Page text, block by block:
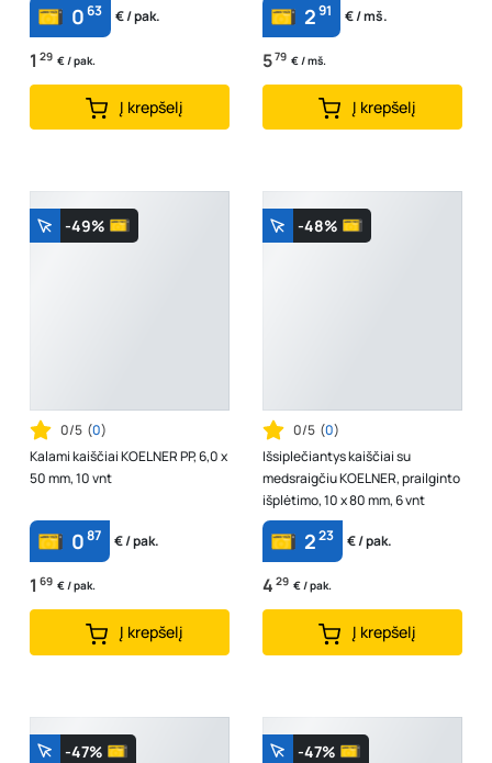
063 € / pak.
1 29 € / pak.
Į krepšelį
291 € / mš.
579 € / mš.
Į krepšelį
-49%
0/5 (0)
Kalami kaiščiai KOELNER PP, 6,0 x
50 mm, 10 vnt
087 € / pak.
1 69 € / pak.
Į krepšelį
-48%
0/5 (0)
Išsiplečiantys kaiščiai su
medsraigčiu KOELNER, prailginto
išplėtimo, 10 x 80 mm, 6 vnt
223 € / pak.
4 29 € / pak.
Į krepšelį
-47% -47%